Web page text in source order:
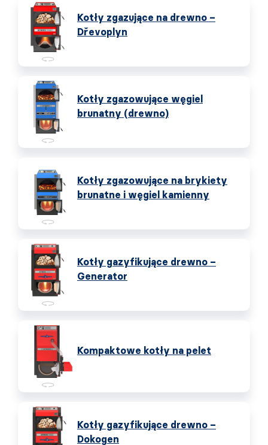
Kotły zgazujące na drewno –
Dřevoplyn
Kotły zgazowujące węgiel
brunatny (drewno)
Kotły zgazowujące na brykiety
brunatne i węgiel kamienny
Kotły gazyfikujące drewno –
Generator
Kompaktowe kotły na pelet
Kotły gazyfikujące drewno –
Dokogen